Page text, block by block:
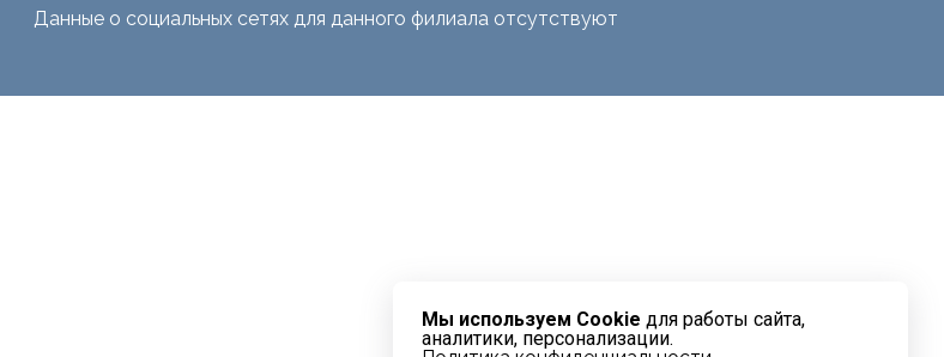
Мы используем Cookie для работы сайта,
аналитики, персонализации.
Данные о социальных сетях для данного филиала отсутствуют